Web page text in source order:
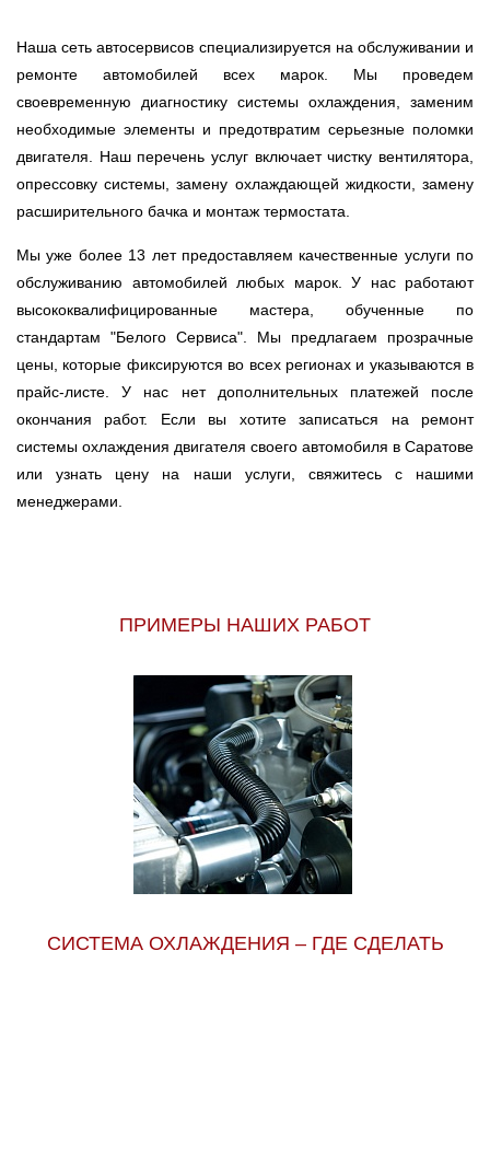
Наша сеть автосервисов специализируется на обслуживании и
ремонте автомобилей всех марок. Мы проведем
своевременную диагностику системы охлаждения, заменим
необходимые элементы и предотвратим серьезные поломки
двигателя. Наш перечень услуг включает чистку вентилятора,
опрессовку системы, замену охлаждающей жидкости, замену
расширительного бачка и монтаж термостата.
Мы уже более 13 лет предоставляем качественные услуги по
обслуживанию автомобилей любых марок. У нас работают
высококвалифицированные мастера, обученные по
стандартам "Белого Сервиса". Мы предлагаем прозрачные
цены, которые фиксируются во всех регионах и указываются в
прайс-листе. У нас нет дополнительных платежей после
окончания работ. Если вы хотите записаться на ремонт
системы охлаждения двигателя своего автомобиля в Саратове
или узнать цену на наши услуги, свяжитесь с нашими
менеджерами.
ПРИМЕРЫ НАШИХ РАБОТ
СИСТЕМА ОХЛАЖДЕНИЯ – ГДЕ СДЕЛАТЬ